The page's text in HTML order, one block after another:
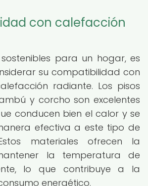
con calefacción
para un hogar, es
su compatibilidad con
radiante. Los pisos
y corcho son excelentes
conducen bien el calor y se
efectiva a este tipo de
materiales ofrecen la
la temperatura de
lo que contribuye a la
energético.